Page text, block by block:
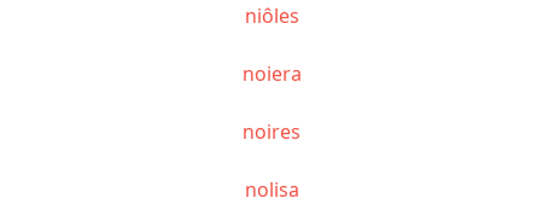
niôles
noiera
noires
nolisa